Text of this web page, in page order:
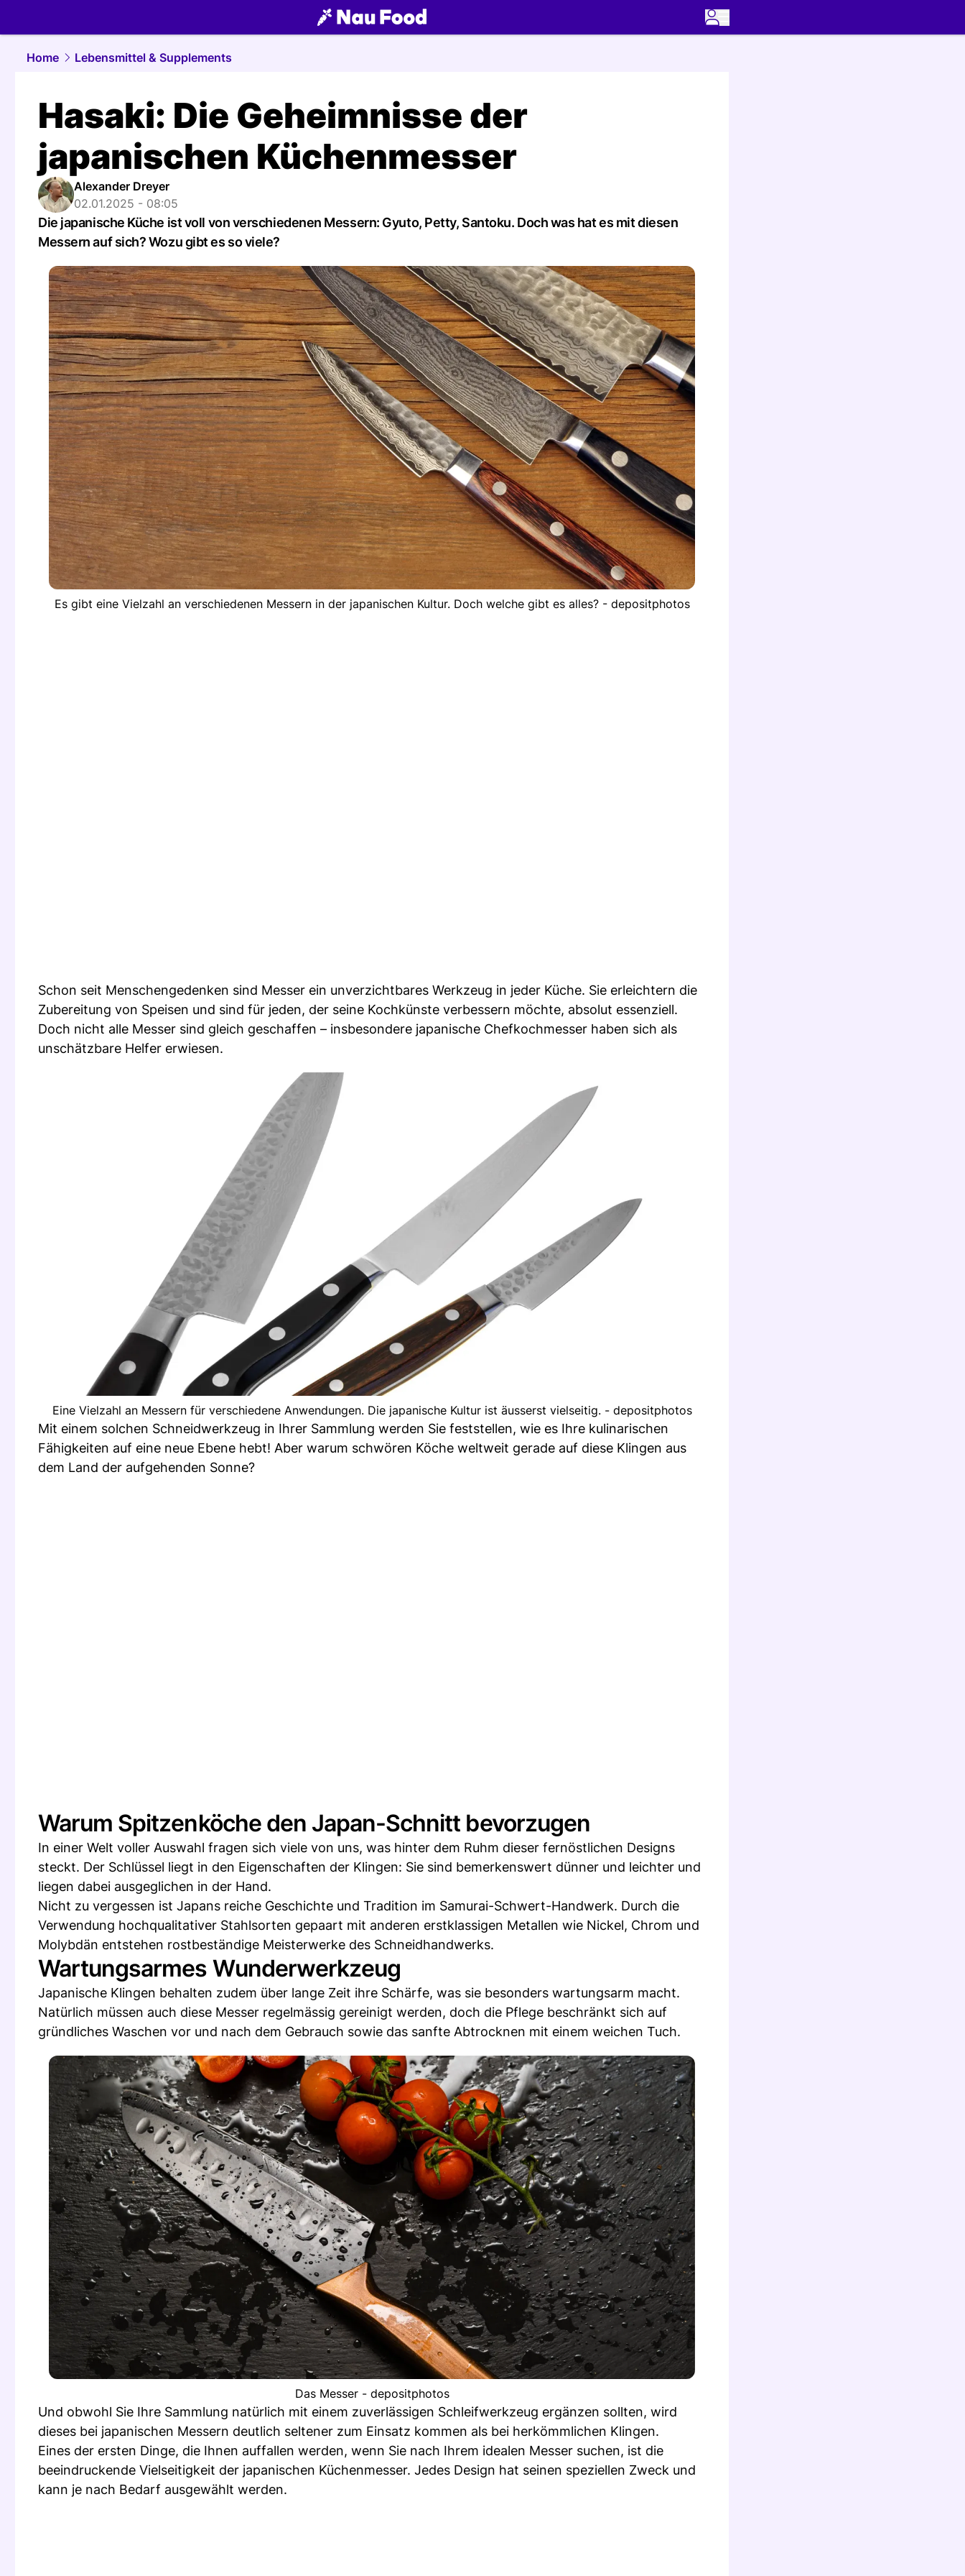
food.NAU.ch
Home
Lebensmittel & Supplements
Hasaki: Die Geheimnisse der
japanischen Küchenmesser
Alexander Dreyer
02.01.2025 - 08:05
Die japanische Küche ist voll von verschiedenen Messern: Gyuto, Petty, Santoku. Doch was hat es mit diesen
Messern auf sich? Wozu gibt es so viele?
Es gibt eine Vielzahl an verschiedenen Messern in der japanischen Kultur. Doch welche gibt es alles? - depositphotos
Schon seit Menschengedenken sind Messer ein unverzichtbares Werkzeug in jeder Küche. Sie erleichtern die
Zubereitung von Speisen und sind für jeden, der seine Kochkünste verbessern möchte, absolut essenziell.
Doch nicht alle Messer sind gleich geschaffen – insbesondere japanische Chefkochmesser haben sich als
unschätzbare Helfer erwiesen.
Eine Vielzahl an Messern für verschiedene Anwendungen. Die japanische Kultur ist äusserst vielseitig. - depositphotos
Mit einem solchen Schneidwerkzeug in Ihrer Sammlung werden Sie feststellen, wie es Ihre kulinarischen
Fähigkeiten auf eine neue Ebene hebt! Aber warum schwören Köche weltweit gerade auf diese Klingen aus
dem Land der aufgehenden Sonne?
Warum Spitzenköche den Japan-Schnitt bevorzugen
In einer Welt voller Auswahl fragen sich viele von uns, was hinter dem Ruhm dieser fernöstlichen Designs
steckt. Der Schlüssel liegt in den Eigenschaften der Klingen: Sie sind bemerkenswert dünner und leichter und
liegen dabei ausgeglichen in der Hand.
Nicht zu vergessen ist Japans reiche Geschichte und Tradition im Samurai-Schwert-Handwerk. Durch die
Verwendung hochqualitativer Stahlsorten gepaart mit anderen erstklassigen Metallen wie Nickel, Chrom und
Molybdän entstehen rostbeständige Meisterwerke des Schneidhandwerks.
Wartungsarmes Wunderwerkzeug
Japanische Klingen behalten zudem über lange Zeit ihre Schärfe, was sie besonders wartungsarm macht.
Natürlich müssen auch diese Messer regelmässig gereinigt werden, doch die Pflege beschränkt sich auf
gründliches Waschen vor und nach dem Gebrauch sowie das sanfte Abtrocknen mit einem weichen Tuch.
Das Messer - depositphotos
Und obwohl Sie Ihre Sammlung natürlich mit einem zuverlässigen Schleifwerkzeug ergänzen sollten, wird
dieses bei japanischen Messern deutlich seltener zum Einsatz kommen als bei herkömmlichen Klingen.
Eines der ersten Dinge, die Ihnen auffallen werden, wenn Sie nach Ihrem idealen Messer suchen, ist die
beeindruckende Vielseitigkeit der japanischen Küchenmesser. Jedes Design hat seinen speziellen Zweck und
kann je nach Bedarf ausgewählt werden.